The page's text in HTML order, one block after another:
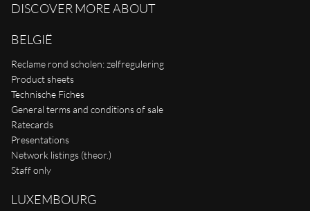
DISCOVER MORE ABOUT
BELGIË
Reclame rond scholen: zelfregulering
Product sheets
Technische Fiches
General terms and conditions of sale
Ratecards
Presentations
Network listings (theor.)
Staff only
LUXEMBOURG